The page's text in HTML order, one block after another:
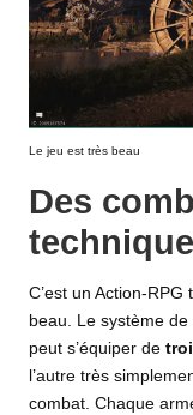
Le jeu est très beau
Des
C’est un Action-
beau. Le système
peut s’équiper de
l’autre très
combat. Chaque